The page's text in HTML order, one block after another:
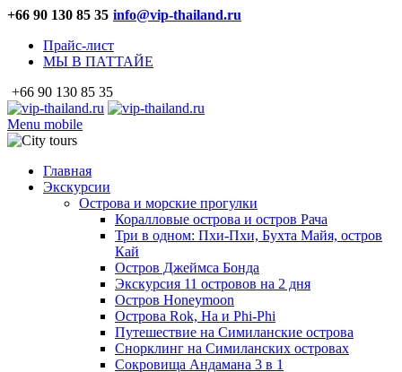
+66 90 130 85 35 info@vip-thailand.ru
Прайс-лист
МЫ В ПАТТАЙЕ
+66 90 130 85 35
Menu mobile
Главная
Экскурсии
Острова и морские прогулки
Коралловые острова и остров Рача
Три в одном: Пхи-Пхи, Бухта Майя, остров
Кай
Остров Джеймса Бонда
Экскурсия 11 островов на 2 дня
Остров Honeymoon
Острова Rok, Ha и Phi-Phi
Путешествие на Симиланские острова
Снорклинг на Симиланских островах
Сокровища Андамана 3 в 1